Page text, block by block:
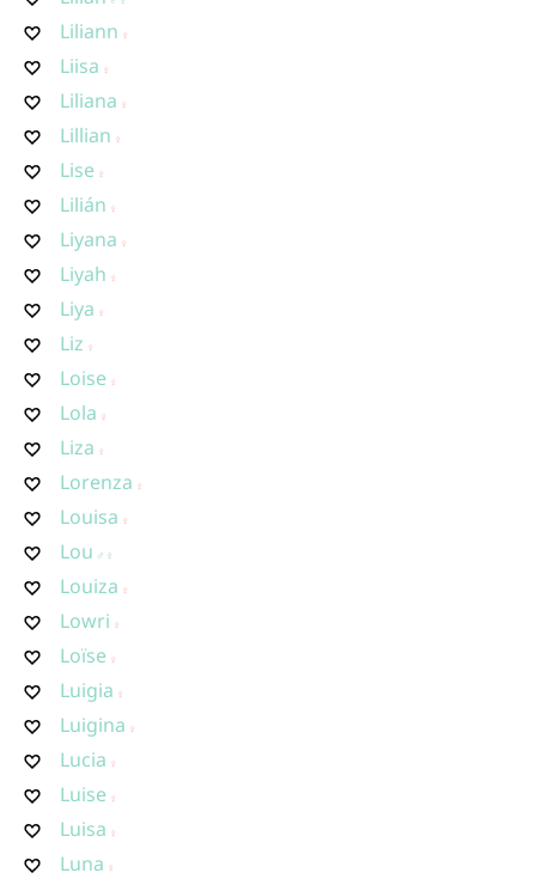
Liliann
Liisa
Liliana
Lillian
Lise
Lilián
Liyana
Liyah
Liya
Liz
Loise
Lola
Liza
Lorenza
Louisa
Lou
Louiza
Lowri
Loïse
Luigia
Luigina
Lucia
Luise
Luisa
Luna